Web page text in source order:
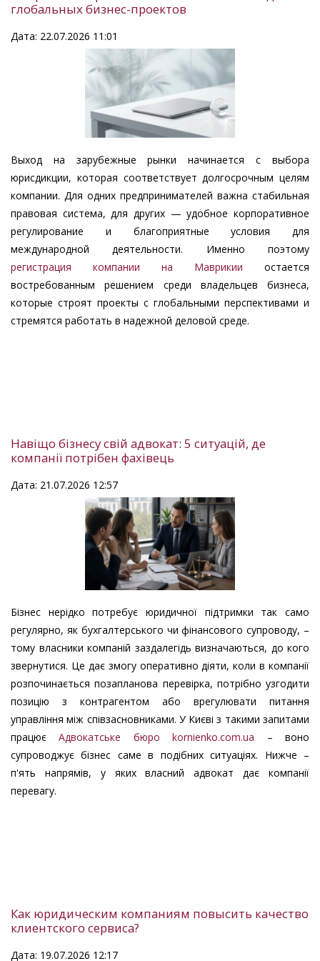
глобальных бизнес-проектов
Дата: 22.07.2026 11:01
Выход на зарубежные рынки начинается с выбора
юрисдикции, которая соответствует долгосрочным целям
компании. Для одних предпринимателей важна стабильная
правовая система, для других — удобное корпоративное
регулирование и благоприятные условия для
международной деятельности. Именно поэтому
регистрация компании на Маврикии остается
востребованным решением среди владельцев бизнеса,
которые строят проекты с глобальными перспективами и
стремятся работать в надежной деловой среде.
Навіщо бізнесу свій адвокат: 5 ситуацій, де
компанії потрібен фахівець
Дата: 21.07.2026 12:57
Бізнес нерідко потребує юридичної підтримки так само
регулярно, як бухгалтерського чи фінансового супроводу, –
тому власники компаній заздалегідь визначаються, до кого
звернутися. Це дає змогу оперативно діяти, коли в компанії
розпочинається позапланова перевірка, потрібно узгодити
позицію з контрагентом або врегулювати питання
управління між співзасновниками. У Києві з такими запитами
працює Адвокатське бюро kornienko.com.ua – воно
супроводжує бізнес саме в подібних ситуаціях. Нижче –
п'ять напрямів, у яких власний адвокат дає компанії
перевагу.
Как юридическим компаниям повысить качество
клиентского сервиса?
Дата: 19.07.2026 12:17